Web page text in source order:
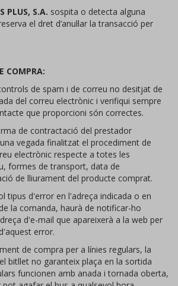
PLUS, S.A. sospita o detecta alguna
el dret d’anul·lar la transacció per
COMPRA:
de spam i de correu no desitjat de
del correu electrònic i verifiqui sempre
que proporcioni són correctes.
de contractació del prestador
vegada finalitzat el procediment de
electrònic respecte a totes les
formes de transport, data de
de lliurament del producte comprat.
tipus d'error en l'adreça indicada o en
la comanda, haurà de notificar-ho
d'e-mail que apareixerà a la web per
error.
de compra per a línies regulars, la
bitllet no garanteix plaça en la sortida
funcionen amb anada i tornada oberta,